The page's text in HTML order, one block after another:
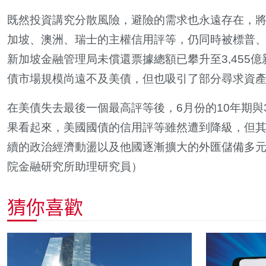
既然投資講究分散風險，避險的需求也永遠存在，
加坡、澳洲、瑞士的主權信用評等，仍同時被標普
新加坡金融管理局未償還票據總額已攀升至3,455
債市場規模尚遠不及美債，但也吸引了部分尋求資
在美債失去最後一個最高評等後，6月份的10年期
果看起來，美國國債的信用評等雖然遭到降級，但
續的政治經濟動盪以及他國逐漸擴大的外匯儲備多
院金融研究所助理研究員）
猜你喜歡